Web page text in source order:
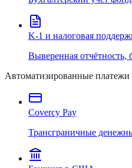
K-1 и налоговая
Выверенная отчётность,
Автоматизированные платежи
Covercy Pay
Трансграничные